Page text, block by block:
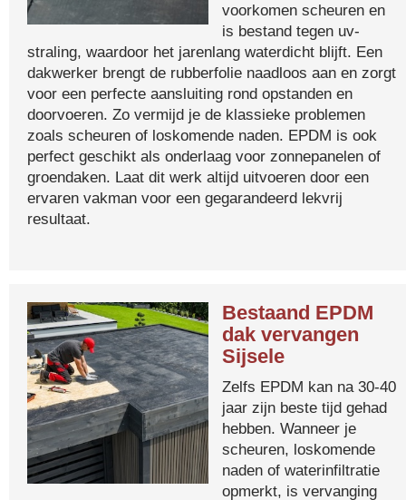
voorkomen scheuren en
is bestand tegen uv-
straling, waardoor het jarenlang waterdicht blijft. Een
dakwerker brengt de rubberfolie naadloos aan en zorgt
voor een perfecte aansluiting rond opstanden en
doorvoeren. Zo vermijd je de klassieke problemen
zoals scheuren of loskomende naden. EPDM is ook
perfect geschikt als onderlaag voor zonnepanelen of
groendaken. Laat dit werk altijd uitvoeren door een
ervaren vakman voor een gegarandeerd lekvrij
resultaat.
Bestaand EPDM
dak vervangen
Sijsele
Zelfs EPDM kan na 30-40
jaar zijn beste tijd gehad
hebben. Wanneer je
scheuren, loskomende
naden of waterinfiltratie
opmerkt, is vervanging